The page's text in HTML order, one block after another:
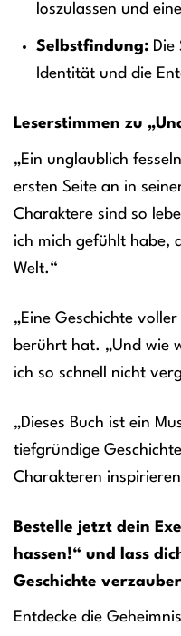
loszulassen und
Selbstfindung:Die
Identität und die
Leserstimmen zu
„Ein unglaublich
ersten Seite an in
Charaktere sind so
ich mich gefühlt habe,
Welt.“
„Eine Geschichte
berührt hat. „Und wie
ich so schnell nicht
„Dieses Buch ist ein
tiefgründige
Charakteren
Bestelle jetzt dein
hassen!“ und lass
Geschichte
Entdecke die